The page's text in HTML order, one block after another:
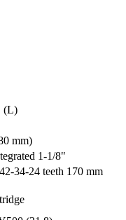
(L)
mm)
1-1/8"
34-24 teeth 170 mm